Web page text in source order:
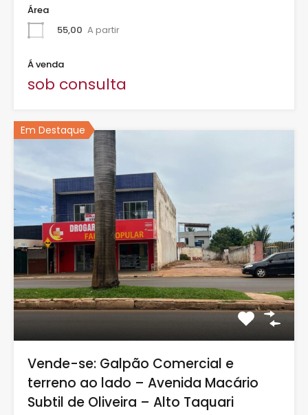
Área
55,00 A partir
Á venda
sob consulta
Em Destaque
Vende-se: Galpão Comercial e
terreno ao lado – Avenida Macário
Subtil de Oliveira – Alto Taquari